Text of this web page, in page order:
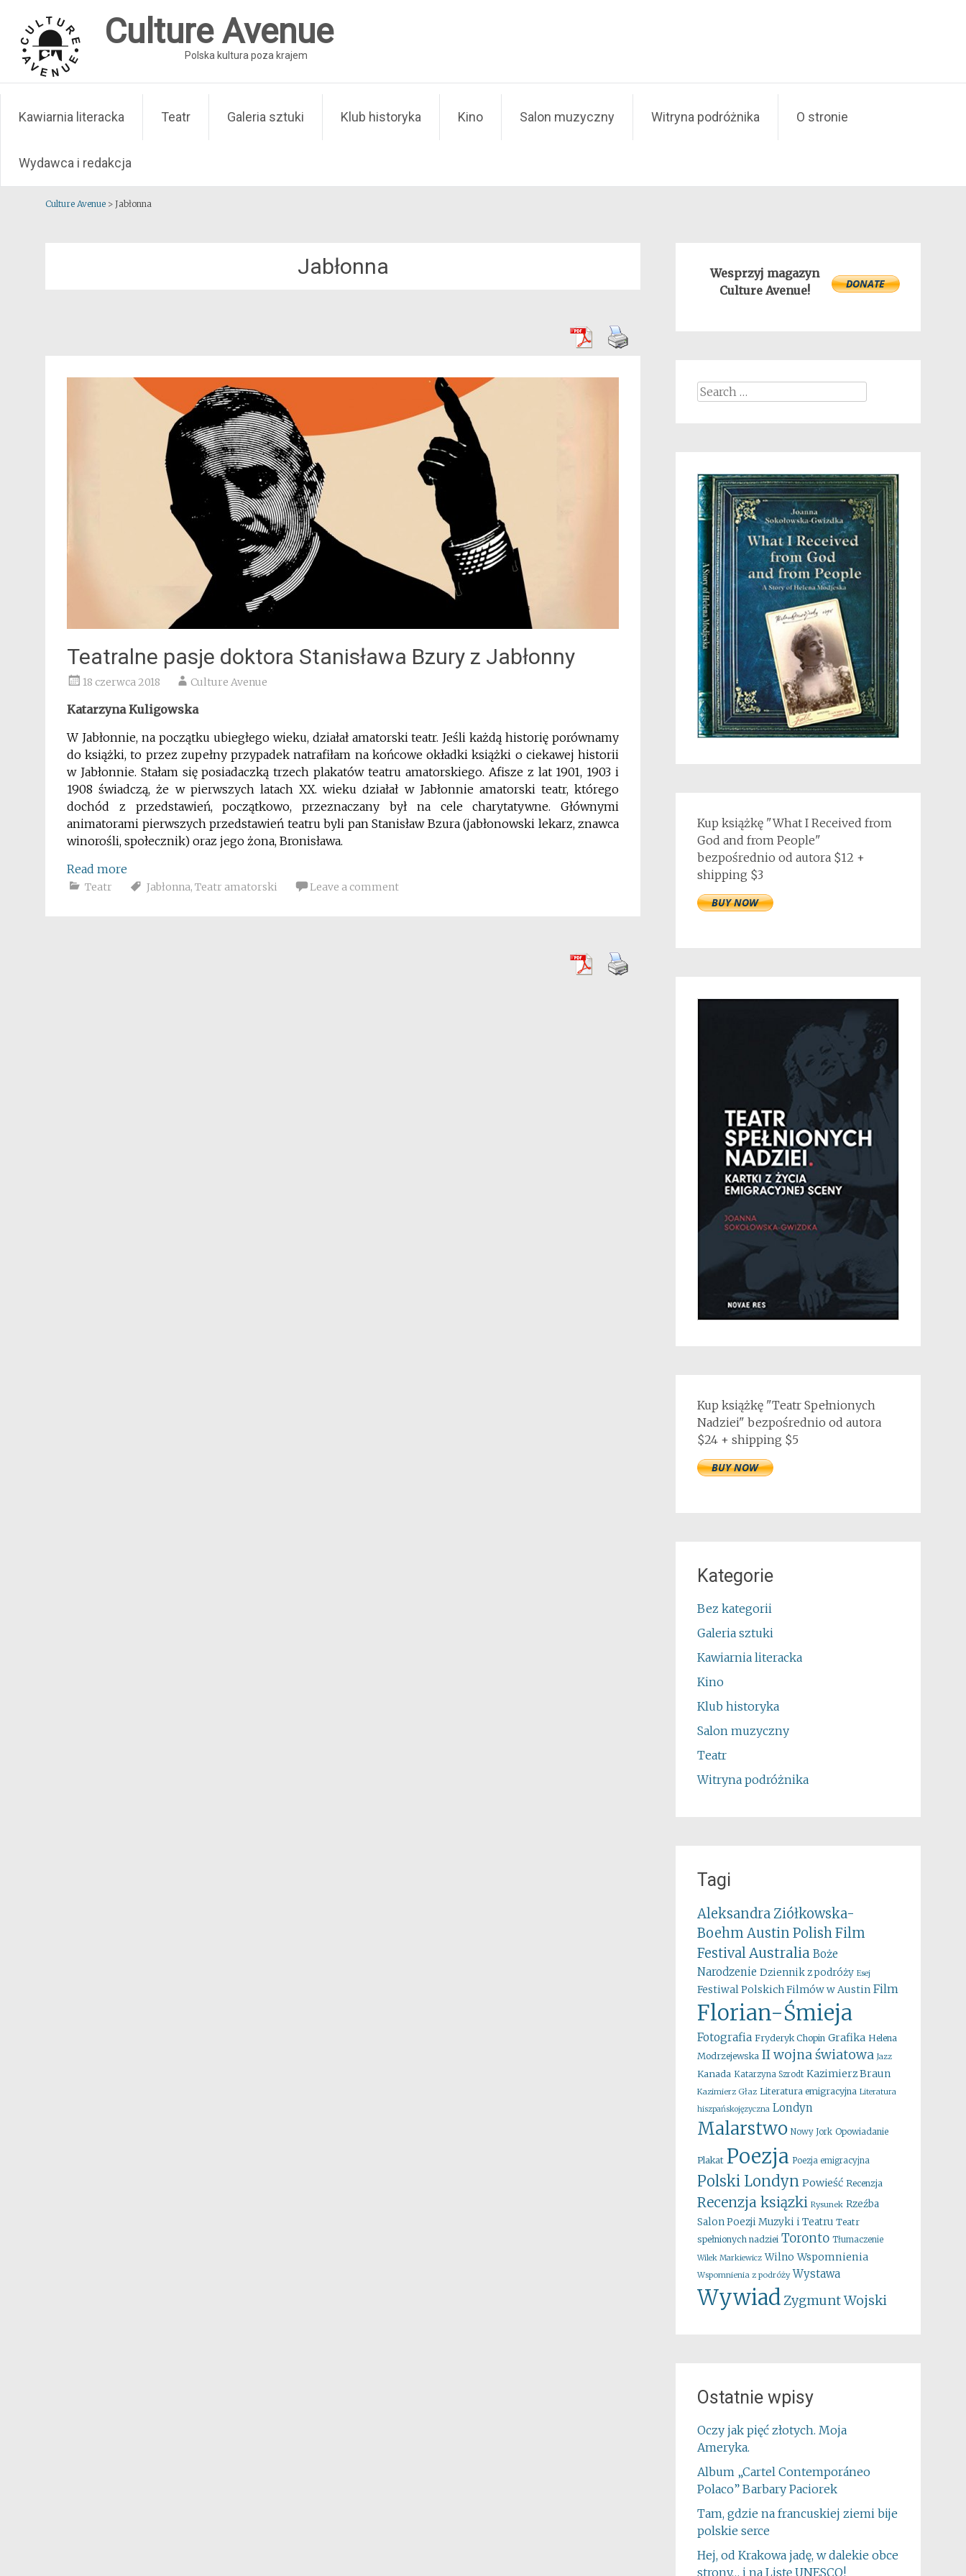
content
Culture Avenue
Polska kultura poza krajem
Kawiarnia literacka Teatr Galeria sztuki Klub historyka Kino Salon muzyczny Witryna podróżnika O stronie
Wydawca i redakcja
Culture Avenue > Jabłonna
Jabłonna
Teatralne pasje doktora Stanisława Bzury z Jabłonny
18 czerwca 2018 Culture Avenue
Katarzyna Kuligowska
W Jabłonnie, na początku ubiegłego wieku, działał amatorski teatr. Jeśli każdą historię porównamy
do książki, to przez zupełny przypadek natrafiłam na końcowe okładki książki o ciekawej historii
w Jabłonnie. Stałam się posiadaczką trzech plakatów teatru amatorskiego. Afisze z lat 1901, 1903 i
1908 świadczą, że w pierwszych latach XX. wieku działał w Jabłonnie amatorski teatr, którego
dochód z przedstawień, początkowo, przeznaczany był na cele charytatywne. Głównymi
animatorami pierwszych przedstawień teatru byli pan Stanisław Bzura (jabłonowski lekarz, znawca
winorośli, społecznik) oraz jego żona, Bronisława.
Read more
Teatr Jabłonna, Teatr amatorski Leave a comment
Wesprzyj magazyn
Culture Avenue!
Search
Kup książkę "What I Received from
God and from People"
bezpośrednio od autora $12 +
shipping $3
Kup książkę "Teatr Spełnionych
Nadziei" bezpośrednio od autora
$24 + shipping $5
Kategorie
Bez kategorii
Galeria sztuki
Kawiarnia literacka
Kino
Klub historyka
Salon muzyczny
Teatr
Witryna podróżnika
Tagi
Aleksandra Ziółkowska-
Boehm Austin Polish Film
FestivalAustralia Boże
Narodzenie Dziennik z podróży Esej
Festiwal Polskich Filmów w Austin Film
Florian-Śmieja
Fotografia Fryderyk Chopin Grafika Helena
Modrzejewska II wojna światowa Jazz
Kanada Katarzyna Szrodt Kazimierz Braun
Kazimierz Głaz Literatura emigracyjna Literatura
hiszpańskojęzyczna Londyn
Malarstwo Nowy Jork Opowiadanie
Plakat Poezja Poezja emigracyjna
Polski Londyn Powieść Recenzja
Recenzja ksiązki Rysunek Rzeźba
Salon Poezji Muzyki i Teatru Teatr
spełnionych nadziei Toronto Tłumaczenie
Wilek Markiewicz Wilno Wspomnienia
Wspomnienia z podróży Wystawa
WywiadZygmunt Wojski
Ostatnie wpisy
Oczy jak pięć złotych. Moja
Ameryka.
Album „Cartel Contemporáneo
Polaco” Barbary Paciorek
Tam, gdzie na francuskiej ziemi bije
polskie serce
Hej, od Krakowa jadę, w dalekie obce
strony… i na Listę UNESCO!